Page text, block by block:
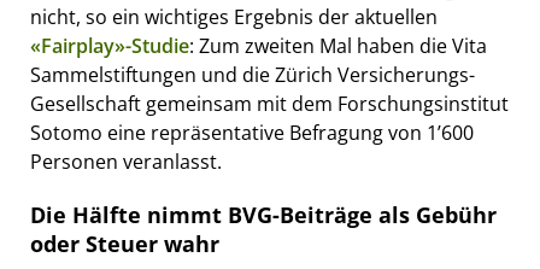
nicht, so ein wichtiges Ergebnis der aktuellen
«Fairplay»-Studie: Zum zweiten Mal haben die Vita
Sammelstiftungen und die Zürich Versicherungs-
Gesellschaft gemeinsam mit dem Forschungsinstitut
Sotomo eine repräsentative Befragung von 1’600
Personen veranlasst.
Die Hälfte nimmt BVG-Beiträge als Gebühr
oder Steuer wahr